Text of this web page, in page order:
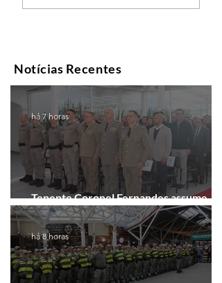
Notícias Recentes
Tenente Coronel Fernandes assume
comando do 41º BPM em Gramado
há 7 horas
há 8 horas